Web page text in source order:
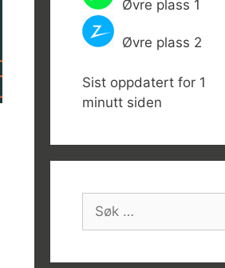
Øvre plass 1
Øvre plass 2
Sist oppdatert for 1
minutt siden
Søk
etter: